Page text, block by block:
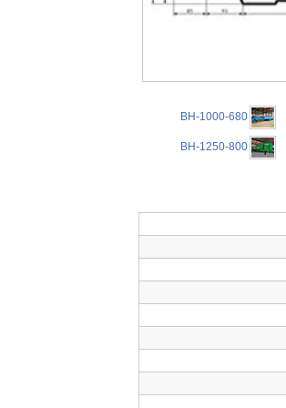
BH-1000-680
BH-1250-800